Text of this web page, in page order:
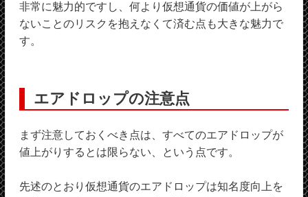
非常に魅力的ですし、何より仮想通貨の価値が上がら
ないことのリスクを抱えなくて済む点も大きな魅力で
す。
エアドロップの注意点
まず注意しておくべき点は、すべてのエアドロップが
値上がりするとは限らない、という点です。
先述のとおり仮想通貨のエアドロップは知名度向上を